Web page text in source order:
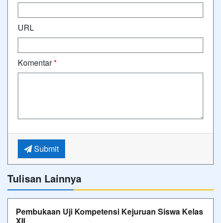
URL
Komentar*
Submit
Tulisan Lainnya
Pembukaan Uji Kompetensi Kejuruan Siswa Kelas
XII